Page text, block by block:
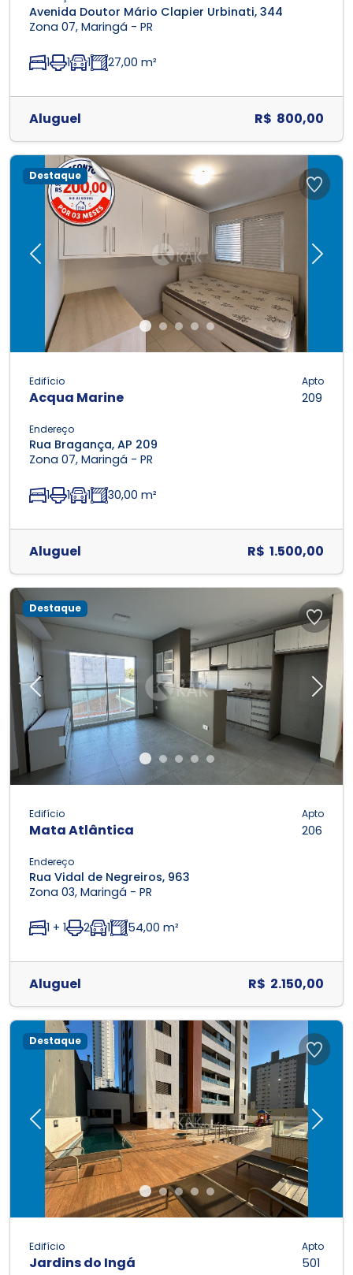
Avenida Doutor Mário Clapier Urbinati, 344
Zona 07, Maringá - PR
1 1 1 27,00 m²
Aluguel R$ 800,00
Previous Next
Destaque
Edifício
Acqua Marine
Apto
209
Endereço
Rua Bragança, AP 209
Zona 07, Maringá - PR
1 1 1 30,00 m²
Aluguel R$ 1.500,00
Previous Next
Destaque
Edifício
Mata Atlântica
Apto
206
Endereço
Rua Vidal de Negreiros, 963
Zona 03, Maringá - PR
1 + 1 2 1 54,00 m²
Aluguel R$ 2.150,00
Previous Next
Destaque
Edifício
Jardins do Ingá
Apto
501